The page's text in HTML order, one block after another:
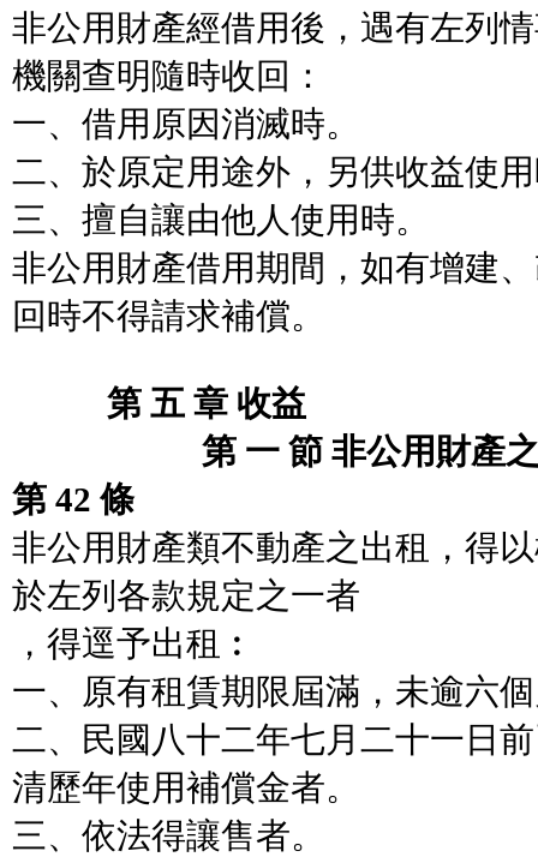
非公用財產經借用後，遇有左列
機關查明隨時收回：
一、借用原因消滅時。
二、於原定用途外，另供收益使
三、擅自讓由他人使用時。
非公用財產借用期間，如有增建
回時不得請求補償。
第 五 章 收益
第 一 節 非公用財產之
第 42 條
非公用財產類不動產之出租，得
於左列各款規定之一者
，得逕予出租︰
一、原有租賃期限屆滿，未逾六
二、民國八十二年七月二十一日
清歷年使用補償金者。
三、依法得讓售者。